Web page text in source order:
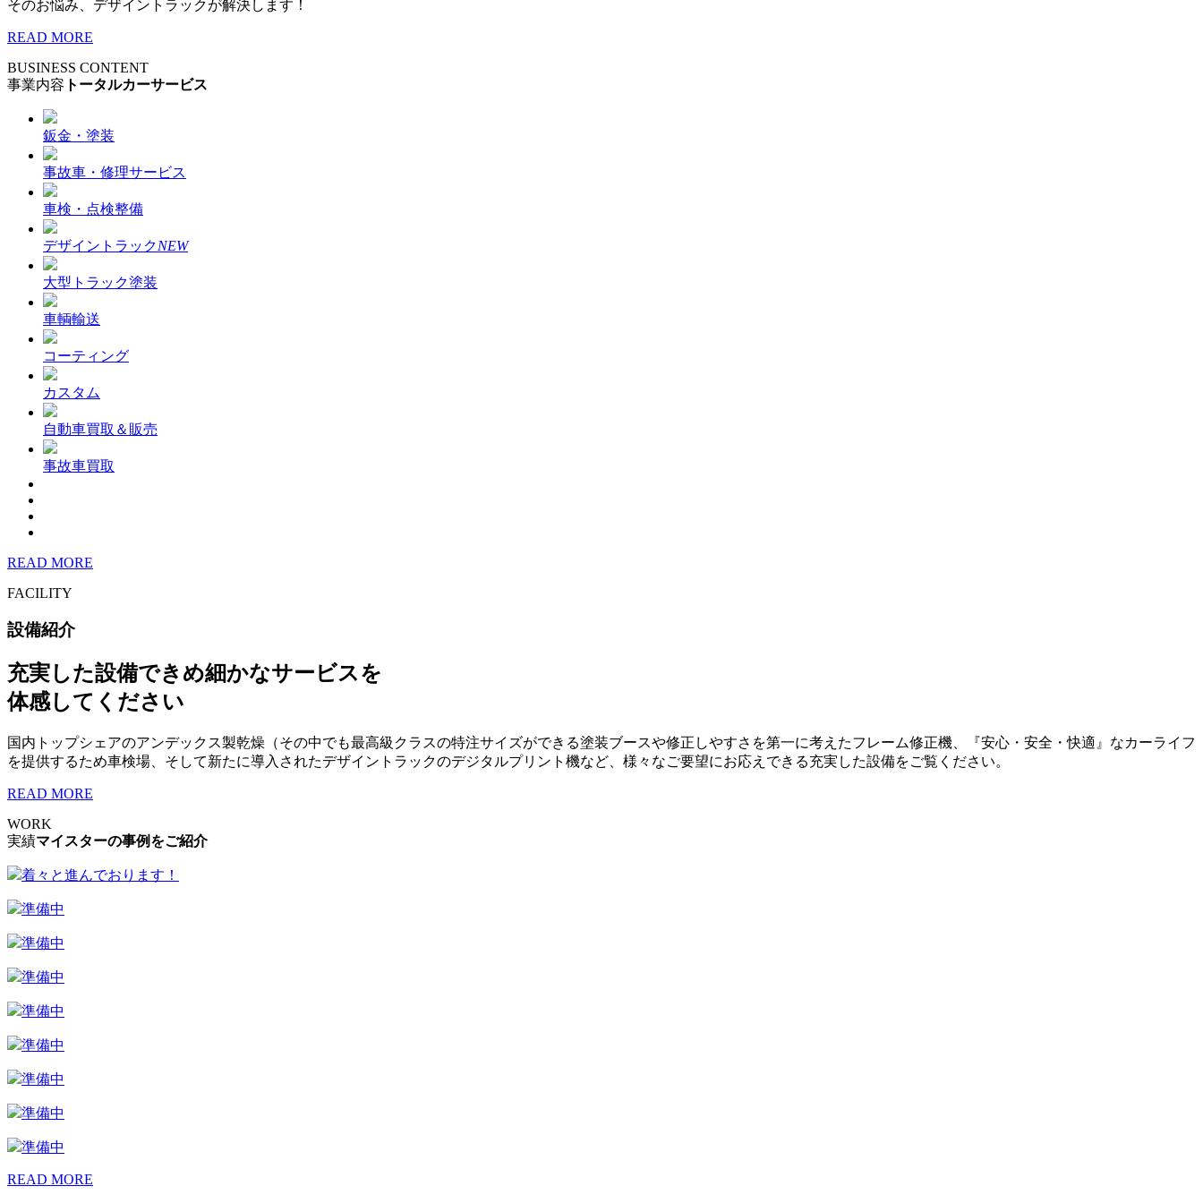
そのお悩み、デザイントラックが解決します！
READ MORE
BUSINESS CONTENT
事業内容 トータルカーサービス
鈑金・塗装
事故車・修理サービス
車検・点検整備
デザイントラックNEW
大型トラック塗装
車輌輸送
コーティング
カスタム
自動車買取＆販売
事故車買取
READ MORE
FACILITY
設備紹介
充実した設備できめ細かなサービスを
体感してください
国内トップシェアのアンデックス製乾燥（その中でも最高級クラスの特注サイズができる塗装ブースや修正しやすさを第一に考えたフレーム修正機、『安心・安全・快適』なカーライフ
を提供するため車検場、そして新たに導入されたデザイントラックのデジタルプリント機など、様々なご要望にお応えできる充実した設備をご覧ください。
READ MORE
WORK
実績マイスターの事例をご紹介
着々と進んでおります！
準備中
準備中
準備中
準備中
準備中
準備中
準備中
準備中
READ MORE